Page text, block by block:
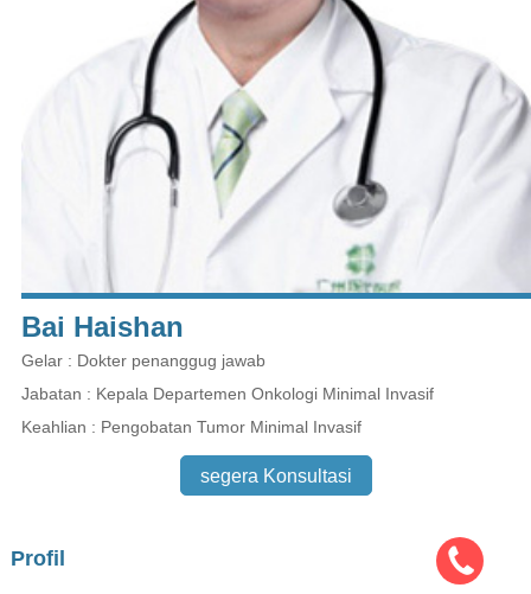
Bai Haishan
Gelar : Dokter penanggug jawab
Jabatan : Kepala Departemen Onkologi Minimal Invasif
Keahlian : Pengobatan Tumor Minimal Invasif
segera Konsultasi
Profil